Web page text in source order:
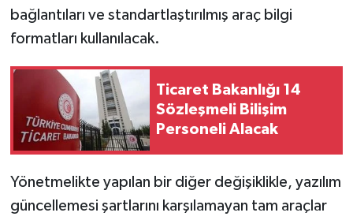
bağlantıları ve standartlaştırılmış araç bilgi
formatları kullanılacak.
Ticaret Bakanlığı 14
Sözleşmeli Bilişim
Personeli Alacak
Yönetmelikte yapılan bir diğer değişiklikle, yazılım
güncellemesi şartlarını karşılamayan tam araçlar